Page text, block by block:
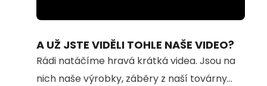
100.00%
A UŽ JSTE VIDĚLI TOHLE NAŠE VIDEO?
Rádi natáčíme hravá krátká videa. Jsou na
nich naše výrobky, záběry z naší továrny...